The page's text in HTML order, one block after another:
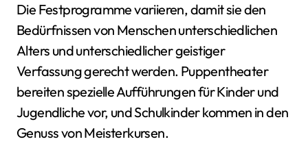
Die Festprogramme variieren, damit sie den
Bedürfnissen von Menschen unterschiedlichen
Alters und unterschiedlicher geistiger
Verfassung gerecht werden. Puppentheater
bereiten spezielle Aufführungen für Kinder und
Jugendliche vor, und Schulkinder kommen in den
Genuss von Meisterkursen.